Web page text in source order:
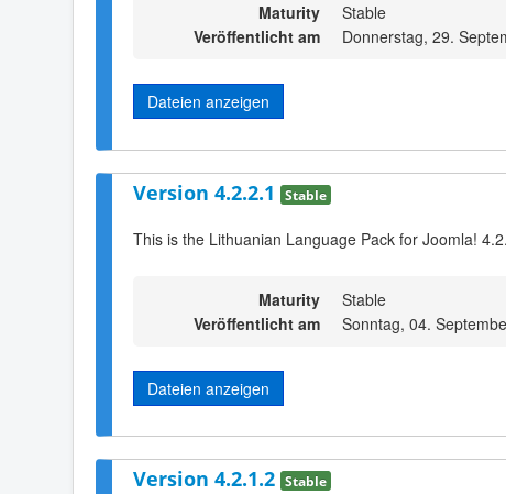
Maturity
Stable
Veröffentlicht am
Donnerstag, 29.
Dateien anzeigen
Version 4.2.2.1 Stable
This is the Lithuanian Language Pack for Joomla!
Maturity
Stable
Veröffentlicht am
Sonntag, 04.
Dateien anzeigen
Version 4.2.1.2 Stable